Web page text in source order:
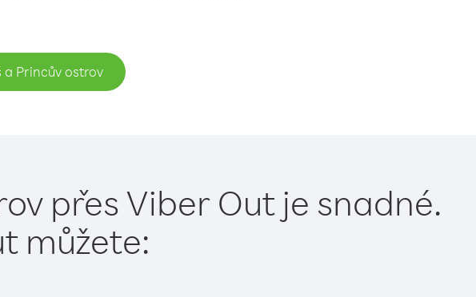
a Princův ostrov
přes Viber Out je snadné.
můžete: